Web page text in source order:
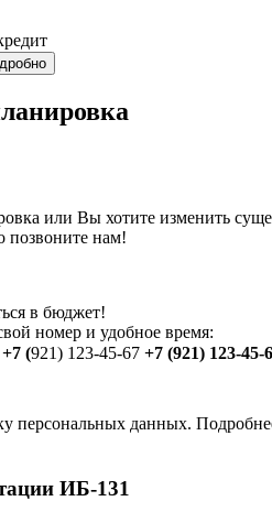
или Вы хотите изменить
позвоните нам!
в бюджет!
номер и удобное время:
+7 (921) 123-45-67 +7 (921) 123-45-
персональных данных.
ИБ-131